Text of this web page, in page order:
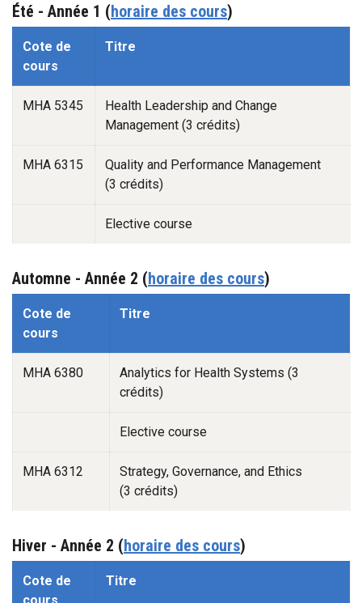
Été - Année 1 (horaire des cours)
Cote de
cours
Titre
MHA 5345
Health Leadership and Change
Management (3 crédits)
MHA 6315
Quality and Performance Management
(3 crédits)
Elective course
Automne - Année 2 (horaire des cours)
Cote de
cours
Titre
MHA 6380
Analytics for Health Systems (3
crédits)
Elective course
MHA 6312
Strategy, Governance, and Ethics
(3 crédits)
Hiver - Année 2 (horaire des cours)
Cote de
Titre